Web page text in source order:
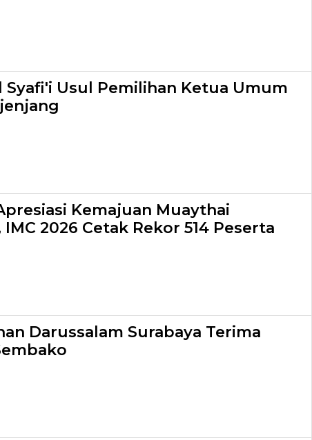
Syafi'i Usul Pemilihan Ketua Umum
Kemajuan Muaythai
2026 Cetak Rekor 514 Peserta
Darussalam Surabaya Terima